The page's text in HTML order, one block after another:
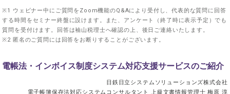
※1 ウェビナー中にご質問をZoom機能のQ&Aにより受付し、代表的な質問に回答
する時間をセミナー終盤に設けます。また、アンケート（終了時に表示予定）でも
質問を受付けます。回答は袖山税理士へ確認の上、後日ご連絡いたします。
※2 匿名のご質問には回答をお断りすることがございます。
電帳法・インボイス制度システム対応支援サービスのご紹介
日鉄日立システムソリューションズ株式会社
電子帳簿保存法対応システムコンサルタント 上級文書情報管理士 梅原 淳